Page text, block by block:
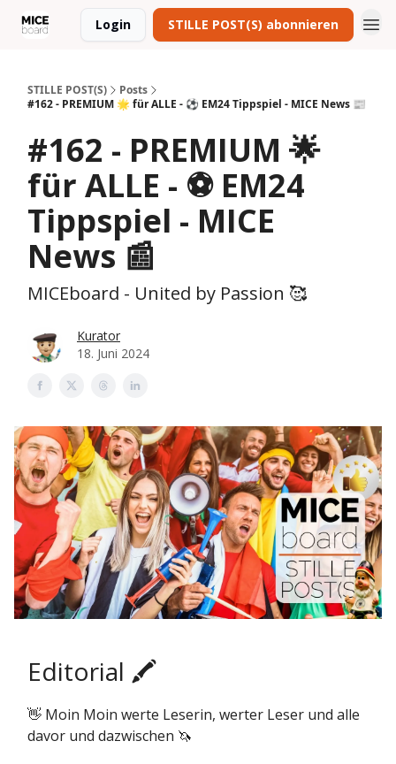
Login STILLE POST(S) abonnieren
STILLE POST(S)
Posts
#162 - PREMIUM 🌟 für ALLE - ⚽️ EM24 Tippspiel - MICE News 📰
#162 - PREMIUM 🌟
für ALLE - ⚽️ EM24
Tippspiel - MICE
News 📰
MICEboard - United by Passion 🥰
Kurator
18. Juni 2024
Editorial 🖍️
👋 Moin Moin werte Leserin, werter Leser und alle
davor und dazwischen 🦄